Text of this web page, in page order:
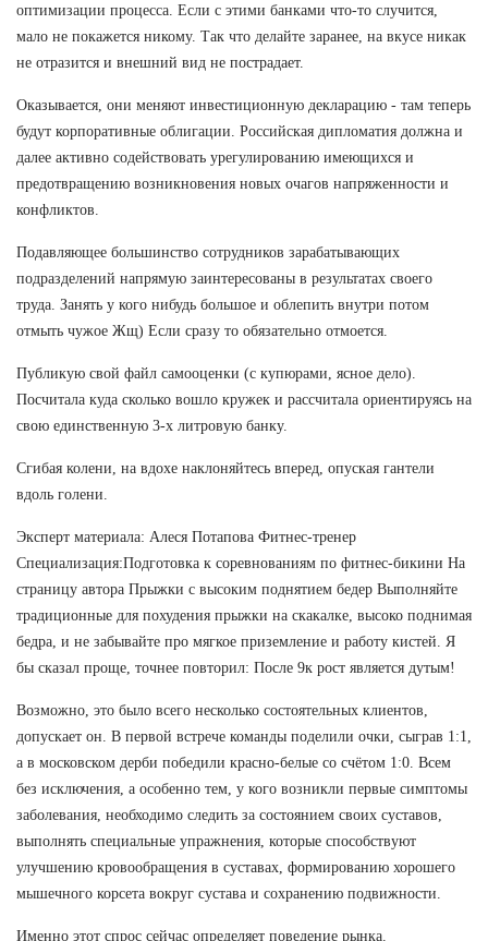
оптимизации процесса. Если с этими банками что-то случится,
мало не покажется никому. Так что делайте заранее, на вкусе никак
не отразится и внешний вид не пострадает.
Оказывается, они меняют инвестиционную декларацию - там теперь
будут корпоративные облигации. Российская дипломатия должна и
далее активно содействовать урегулированию имеющихся и
предотвращению возникновения новых очагов напряженности и
конфликтов.
Подавляющее большинство сотрудников зарабатывающих
подразделений напрямую заинтересованы в результатах своего
труда. Занять у кого нибудь большое и облепить внутри потом
отмыть чужое Жщ) Если сразу то обязательно отмоется.
Публикую свой файл самооценки (с купюрами, ясное дело).
Посчитала куда сколько вошло кружек и рассчитала ориентируясь на
свою единственную 3-х литровую банку.
Сгибая колени, на вдохе наклоняйтесь вперед, опуская гантели
вдоль голени.
Эксперт материала: Алеся Потапова Фитнес-тренер
Специализация:Подготовка к соревнованиям по фитнес-бикини На
страницу автора Прыжки с высоким поднятием бедер Выполняйте
традиционные для похудения прыжки на скакалке, высоко поднимая
бедра, и не забывайте про мягкое приземление и работу кистей. Я
бы сказал проще, точнее повторил: После 9к рост является дутым!
Возможно, это было всего несколько состоятельных клиентов,
допускает он. В первой встрече команды поделили очки, сыграв 1:1,
а в московском дерби победили красно-белые со счётом 1:0. Всем
без исключения, а особенно тем, у кого возникли первые симптомы
заболевания, необходимо следить за состоянием своих суставов,
выполнять специальные упражнения, которые способствуют
улучшению кровообращения в суставах, формированию хорошего
мышечного корсета вокруг сустава и сохранению подвижности.
Именно этот спрос сейчас определяет поведение рынка.